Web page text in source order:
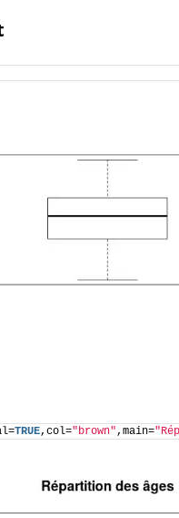
TRUE,col="brown" ,main=